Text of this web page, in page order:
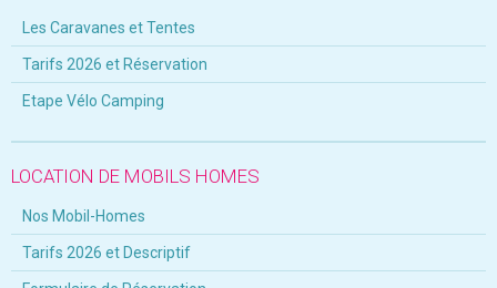
Les Caravanes et Tentes
Tarifs 2026 et Réservation
Etape Vélo Camping
LOCATION DE MOBILS HOMES
Nos Mobil-Homes
Tarifs 2026 et Descriptif